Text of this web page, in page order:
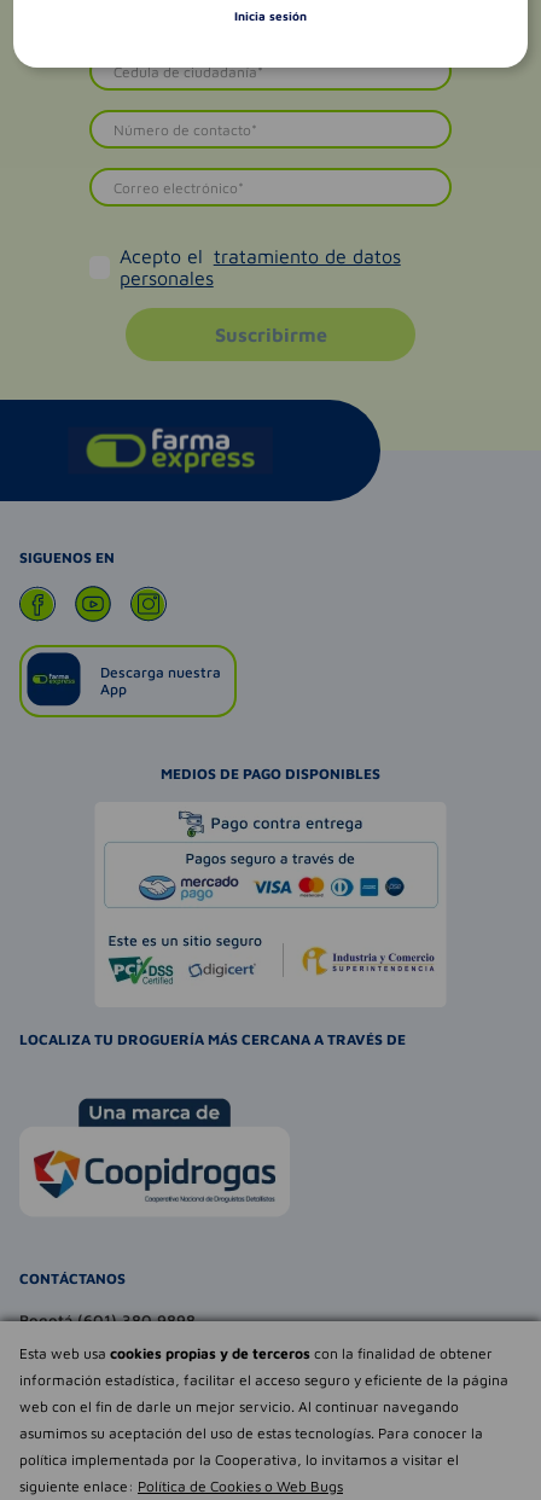
Esta web usa cookies propias y de terceros con la finalidad de obtener
información estadística, facilitar el acceso seguro y eficiente de la página
web con el fin de darle un mejor servicio. Al continuar navegando
asumimos su aceptación del uso de estas tecnologías. Para conocer la
política implementada por la Cooperativa, lo invitamos a visitar el
siguiente enlace: Política de Cookies o Web Bugs
Déjanos tu
opinión
Acepto el tratamiento de datos
personales
Suscribirme
SIGUENOS EN
Descarga nuestra
App
MEDIOS DE PAGO DISPONIBLES
LOCALIZA TU DROGUERÍA MÁS CERCANA A TRAVÉS DE
CONTÁCTANOS
Bogotá (601) 380 9898
atencionalcliente@farmaexpress.com
TE PUEDE INTERESAR
NOSOTROS
Empowered by
Inicia sesión